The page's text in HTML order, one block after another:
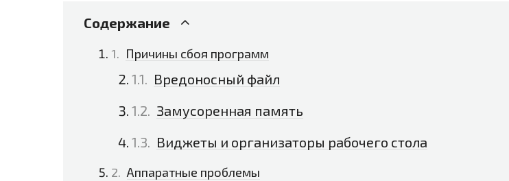
Содержание
Причины сбоя программ
Вредоносный файл
Замусоренная память
Виджеты и организаторы рабочего стола
Аппаратные проблемы